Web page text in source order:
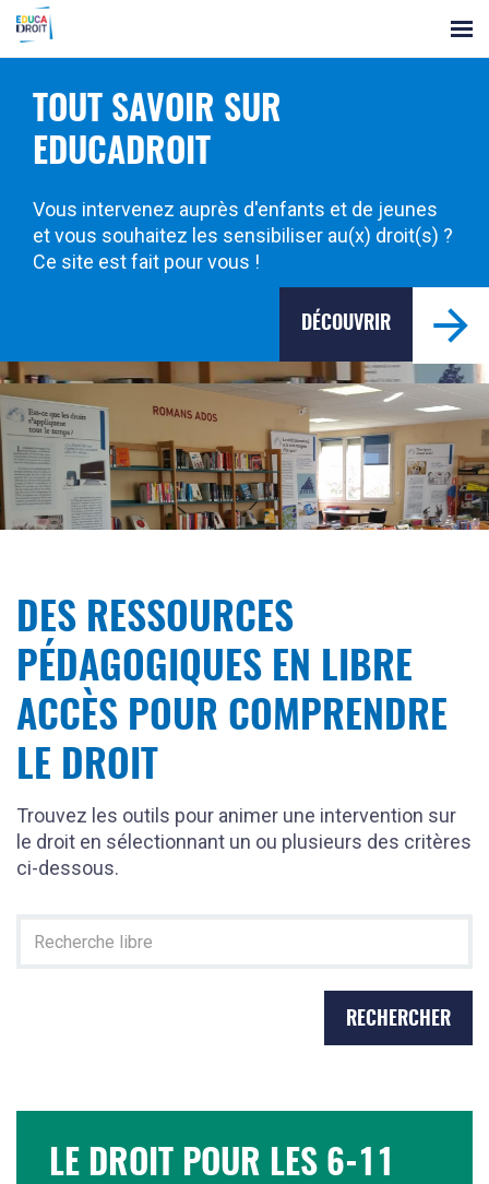
Panneau
les
ressources
TOUT SAVOIR SUR
EDUCADROIT
Vous intervenez auprès d'enfants et de jeunes
et vous souhaitez les sensibiliser au(x) droit(s) ?
Ce site est fait pour vous !
DÉCOUVRIR
DES RESSOURCES
PÉDAGOGIQUES EN LIBRE
ACCÈS POUR COMPRENDRE
LE DROIT
Trouvez les outils pour animer une intervention sur
le droit en sélectionnant un ou plusieurs des critères
ci-dessous.
texte
LE DROIT POUR LES 6-11